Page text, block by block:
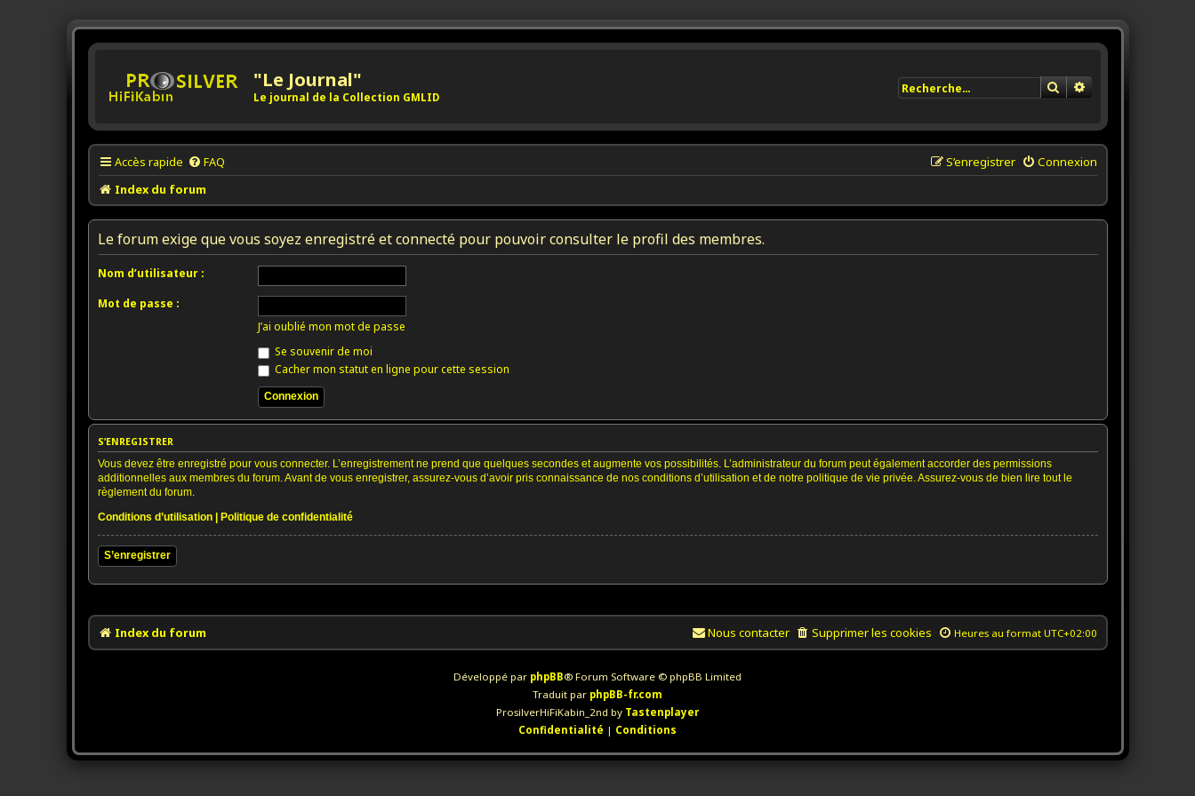
"Le Journal"
Le journal de la Collection GMLID
RechercherRecherche avancée
Accès rapide FAQ Connexion
S’enregistrer
Index du forum
Le forum exige que vous soyez enregistré et connecté pour pouvoir consulter le profil des membres.
Nom d’utilisateur :
Mot de passe :
J’ai oublié mon mot de passe
Se souvenir de moi
Cacher mon statut en ligne pour cette session
S’ENREGISTRER
Vous devez être enregistré pour vous connecter. L’enregistrement ne prend que quelques secondes et augmente vos possibilités. L’administrateur du forum peut également accorder des permissions
additionnelles aux membres du forum. Avant de vous enregistrer, assurez-vous d’avoir pris connaissance de nos conditions d’utilisation et de notre politique de vie privée. Assurez-vous de bien lire tout le
règlement du forum.
Conditions d’utilisation| Politique de confidentialité
S’enregistrer
Index du forum Heures au format UTC+02:00
Supprimer les cookies
Nous contacter
Développé par phpBB® Forum Software © phpBB Limited
Traduit par phpBB-fr.com
ProsilverHiFiKabin_2nd by Tastenplayer
Confidentialité | Conditions